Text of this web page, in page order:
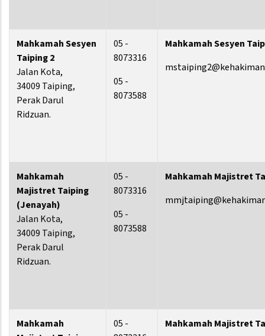
Mahkamah Sesyen
Taiping 2
Jalan Kota,
34009 Taiping,
Perak Darul
Ridzuan.
05 -
8073316
05 -
8073588
Mahkamah Sesyen
Mahkamah
Majistret Taiping
(Jenayah)
Jalan Kota,
34009 Taiping,
Perak Darul
Ridzuan.
05 -
8073316
05 -
8073588
Mahkamah Majistret
Mahkamah
05 -
Mahkamah Majistret